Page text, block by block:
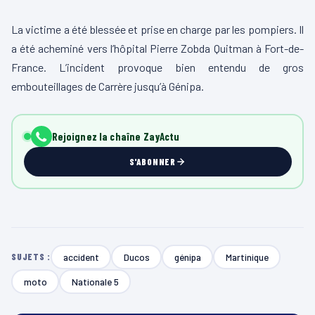
La victime a été blessée et prise en charge par les pompiers. Il
a été acheminé vers l’hôpital Pierre Zobda Quitman à Fort-de-
France. L’incident provoque bien entendu de gros
embouteillages de Carrère jusqu’à Génipa.
Rejoignez la chaîne ZayActu
S'ABONNER
SUJETS : accident Ducos génipa Martinique
moto Nationale 5